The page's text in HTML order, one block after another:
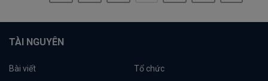
TÀI NGUYÊN
Bài viết Tổ chức